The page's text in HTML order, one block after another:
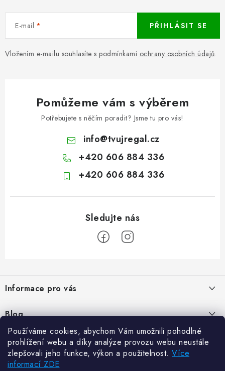
Používáme cookies, abychom Vám umožnili pohodlné
prohlížení webu a díky analýze provozu webu neustále
zlepšovali jeho funkce, výkon a použitelnost. Více
informací ZDE
E-mail
Vložením e-mailu souhlasíte s podmínkami ochrany osobních údajů.
PŘIHLÁSIT SE
Pomůžeme vám s výběrem
Potřebujete s něčím poradit? Jsme tu pro vás!
info@tvujregal.cz
+420 606 884 336
+420 606 884 336
p
a
t
Informace pro vás
Kontakty
Hodnocení obchodu
Reklamace zboží
Odstoupení od kupní smlouvy
Blog
Jak vybrat poštovní schránku?
21.5.2024
Zajistěte si bohatou úrodu. Začněte s přípravou sazenic
Facebook
Novinky